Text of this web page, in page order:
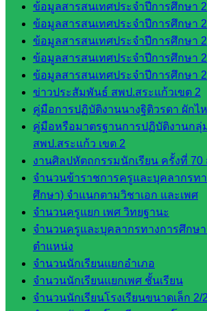
ข้อมูลสารสนเทศประจำปีการศึกษา
ข้อมูลสารสนเทศประจำปีการศึกษา
ข้อมูลสารสนเทศประจำปีการศึกษา
ข้อมูลสารสนเทศประจำปีการศึกษา
ข้อมูลสารสนเทศประจำปีการศึกษา
ข่าวประสัมพันธ์ สพป.สระแก้วเขต 2
คู่มือการปฏิบัติงานนางฐิติวรดา ผักไ
คู่มือหรือมาตรฐานการปฏิบัติงานกลุ่
สพป.สระแก้ว เขต 2
งานศิลปหัตถกรรมนักเรียน ครั้งที่ 70
จำนวนข้าราชการครูและบุคลากรท
ศึกษา) จำแนกตามวิชาเอก และเพศ
จำนวนครูแยก เพศ วิทยฐานะ
จำนวนครูและบุคลากรทางการศึกษา
ตำแหน่ง
จำนวนนักเรียนแยกอำเภอ
จำนวนนักเรียนแยกเพศ ชั้นเรียน
จำนวนนักเรียนโรงเรียนขนาดเล็ก 2/
กลุ่
มอำนวย
การ
กลุ่ม
บริหาร
งานงาน
เงินและ
สินทรัพย์
กลุ่มน
โยบาย
และแผน
กลุ่มส่ง
เสริมการ
จัดการ
ศึกษา
กลุ่ม
บริหาร
งาน